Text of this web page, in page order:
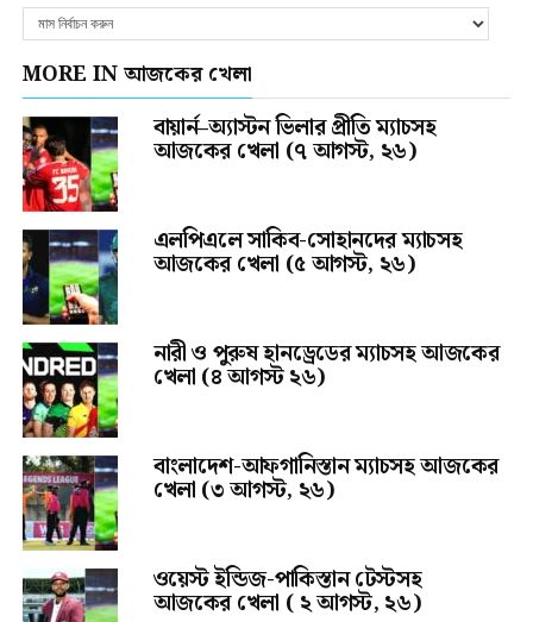
MORE IN আজকের খেলা
বায়ার্ন–অ্যাস্টন ভিলার প্রীতি ম্যাচসহ
আজকের খেলা (৭ আগস্ট, ২৬)
এলপিএলে সাকিব-সোহানদের ম্যাচসহ
আজকের খেলা (৫ আগস্ট, ২৬)
নারী ও পুরুষ হানড্রেডের ম্যাচসহ আজকের
খেলা (৪ আগস্ট ২৬)
বাংলাদেশ-আফগানিস্তান ম্যাচসহ আজকের
খেলা (৩ আগস্ট, ২৬)
ওয়েস্ট ইন্ডিজ-পাকিস্তান টেস্টসহ
আজকের খেলা ( ২ আগস্ট, ২৬)